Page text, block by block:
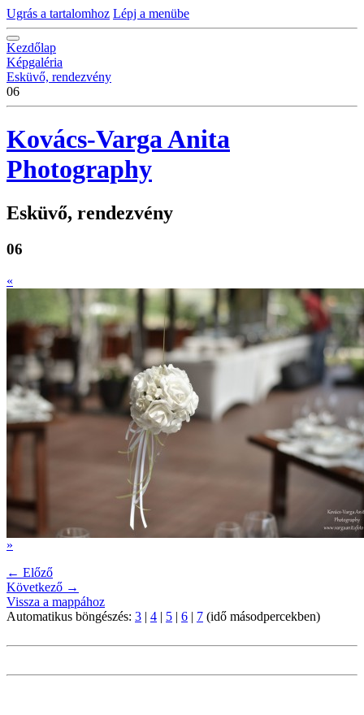
Ugrás a tartalomhoz Lépj a menübe
Kezdőlap
Képgaléria
Esküvő, rendezvény
06
Kovács-Varga Anita
Photography
Esküvő, rendezvény
06
«
»
← Előző
Következő →
Vissza a mappához
Automatikus böngészés: 3 | 4 | 5 | 6 | 7 (idő másodpercekben)